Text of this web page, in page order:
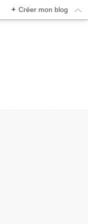
+ Créer mon blog